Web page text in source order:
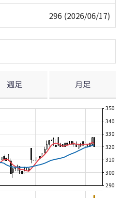
296 (2026/06/17)
週足 月足
290
300
310
320
330
340
350